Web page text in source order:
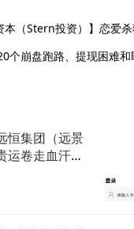
Stern投资）】恋爱杀猪盘骗
崩盘跑路、提现困难和即将
恒集团（远景
运卷走血汗